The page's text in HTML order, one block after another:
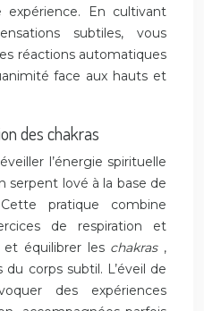
En cultivant
subtiles, vous
réactions automatiques
face aux hauts et
des chakras
l’énergie spirituelle
serpent lové à la base de
pratique combine
de respiration et
équilibrer les chakras ,
corps subtil. L’éveil de
des expériences